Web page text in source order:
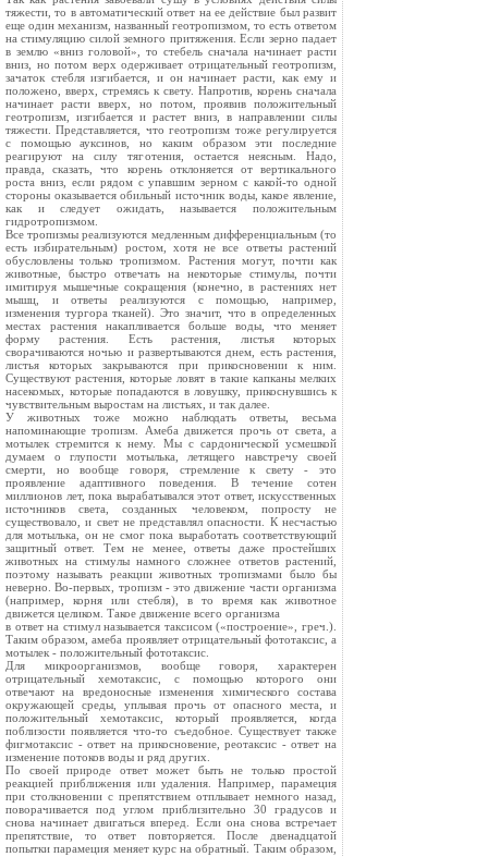
тяжести, то в автоматический ответ на ее действие был развит
еще один механизм, названный геотропизмом, то есть ответом
на стимуляцию силой земного притяжения. Если зерно падает
в землю «вниз головой», то стебель сначала начинает расти
вниз, но потом верх одерживает отрицательный геотропизм,
зачаток стебля изгибается, и он начинает расти, как ему и
положено, вверх, стремясь к свету. Напротив, корень сначала
начинает расти вверх, но потом, проявив положительный
геотропизм, изгибается и растет вниз, в направлении силы
тяжести. Представляется, что геотропизм тоже регулируется
с помощью ауксинов, но каким образом эти последние
реагируют на силу тяготения, остается неясным. Надо,
правда, сказать, что корень отклоняется от вертикального
роста вниз, если рядом с упавшим зерном с какой-то одной
стороны оказывается обильный источник воды, какое явление,
как и следует ожидать, называется положительным
гидротропизмом.
Все тропизмы реализуются медленным дифференциальным (то
есть избирательным) ростом, хотя не все ответы растений
обусловлены только тропизмом. Растения могут, почти как
животные, быстро отвечать на некоторые стимулы, почти
имитируя мышечные сокращения (конечно, в растениях нет
мышц, и ответы реализуются с помощью, например,
изменения тургора тканей). Это значит, что в определенных
местах растения накапливается больше воды, что меняет
форму растения. Есть растения, листья которых
сворачиваются ночью и развертываются днем, есть растения,
листья которых закрываются при прикосновении к ним.
Существуют растения, которые ловят в такие капканы мелких
насекомых, которые попадаются в ловушку, прикоснувшись к
чувствительным выростам на листьях, и так далее.
У животных тоже можно наблюдать ответы, весьма
напоминающие тропизм. Амеба движется прочь от света, а
мотылек стремится к нему. Мы с сардонической усмешкой
думаем о глупости мотылька, летящего навстречу своей
смерти, но вообще говоря, стремление к свету - это
проявление адаптивного поведения. В течение сотен
миллионов лет, пока вырабатывался этот ответ, искусственных
источников света, созданных человеком, попросту не
существовало, и свет не представлял опасности. К несчастью
для мотылька, он не смог пока выработать соответствующий
защитный ответ. Тем не менее, ответы даже простейших
животных на стимулы намного сложнее ответов растений,
поэтому называть реакции животных тропизмами было бы
неверно. Во-первых, тропизм - это движение части организма
(например, корня или стебля), в то время как животное
движется целиком. Такое движение всего организма
в ответ на стимул называется таксисом («построение», греч.).
Таким образом, амеба проявляет отрицательный фототаксис, а
мотылек - положительный фототаксис.
Для микроорганизмов, вообще говоря, характерен
отрицательный хемотаксис, с помощью которого они
отвечают на вредоносные изменения химического состава
окружающей среды, уплывая прочь от опасного места, и
положительный хемотаксис, который проявляется, когда
поблизости появляется что-то съедобное. Существует также
фигмотаксис - ответ на прикосновение, реотаксис - ответ на
изменение потоков воды и ряд других.
По своей природе ответ может быть не только простой
реакцией приближения или удаления. Например, парамеция
при столкновении с препятствием отплывает немного назад,
поворачивается под углом приблизительно 30 градусов и
снова начинает двигаться вперед. Если она снова встречает
препятствие, то ответ повторяется. После двенадцатой
попытки парамеция меняет курс на обратный. Таким образом,